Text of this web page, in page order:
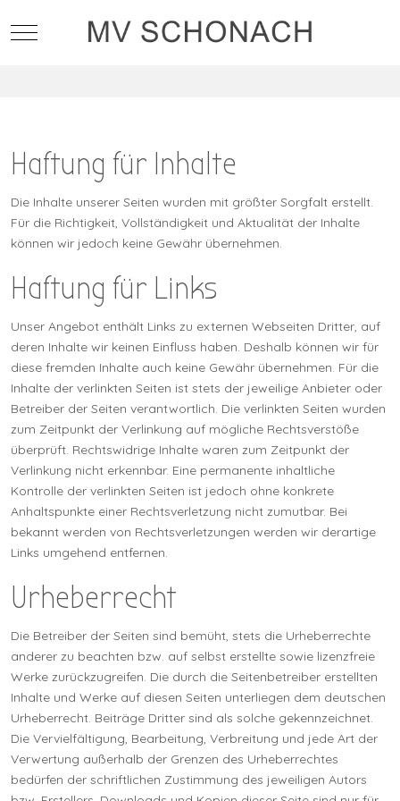
Mobile Menu Toggle
Haftung für Inhalte
Die Inhalte unserer Seiten wurden mit größter Sorgfalt erstellt.
Für die Richtigkeit, Vollständigkeit und Aktualität der Inhalte
können wir jedoch keine Gewähr übernehmen.
Haftung für Links
Unser Angebot enthält Links zu externen Webseiten Dritter, auf
deren Inhalte wir keinen Einfluss haben. Deshalb können wir für
diese fremden Inhalte auch keine Gewähr übernehmen. Für die
Inhalte der verlinkten Seiten ist stets der jeweilige Anbieter oder
Betreiber der Seiten verantwortlich. Die verlinkten Seiten wurden
zum Zeitpunkt der Verlinkung auf mögliche Rechtsverstöße
überprüft. Rechtswidrige Inhalte waren zum Zeitpunkt der
Verlinkung nicht erkennbar. Eine permanente inhaltliche
Kontrolle der verlinkten Seiten ist jedoch ohne konkrete
Anhaltspunkte einer Rechtsverletzung nicht zumutbar. Bei
bekannt werden von Rechtsverletzungen werden wir derartige
Links umgehend entfernen.
Urheberrecht
Die Betreiber der Seiten sind bemüht, stets die Urheberrechte
anderer zu beachten bzw. auf selbst erstellte sowie lizenzfreie
Werke zurückzugreifen. Die durch die Seitenbetreiber erstellten
Inhalte und Werke auf diesen Seiten unterliegen dem deutschen
Urheberrecht. Beiträge Dritter sind als solche gekennzeichnet.
Die Vervielfältigung, Bearbeitung, Verbreitung und jede Art der
Verwertung außerhalb der Grenzen des Urheberrechtes
bedürfen der schriftlichen Zustimmung des jeweiligen Autors